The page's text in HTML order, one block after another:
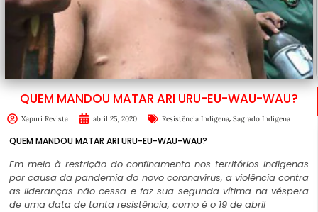
QUEM MANDOU MATAR ARI URU-EU-WAU-WAU?
Xapuri Revista abril 25, 2020 Resistência Indígena, Sagrado Indígena
QUEM MANDOU MATAR ARI URU-EU-WAU-WAU?
Em meio à restrição do confinamento nos territórios indígenas
por causa da pandemia do novo coronavírus, a violência contra
as lideranças não cessa e faz sua segunda vítima na véspera
de uma data de tanta resistência, como é o 19 de abril